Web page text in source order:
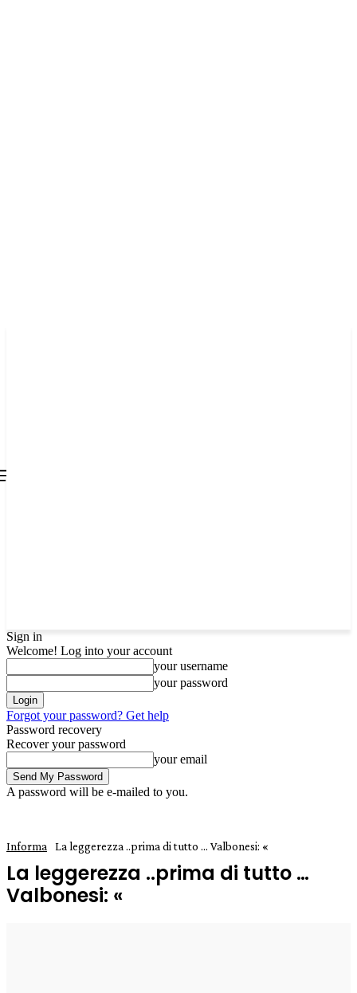
Sign in
Welcome! Log into your account
your username
your password
Forgot your password? Get help
Password recovery
Recover your password
your email
A password will be e-mailed to you.
Informa La leggerezza ..prima di tutto ... Valbonesi: «
La leggerezza ..prima di tutto …
Valbonesi: «